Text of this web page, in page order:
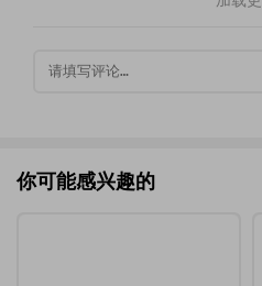
你可能感兴趣的